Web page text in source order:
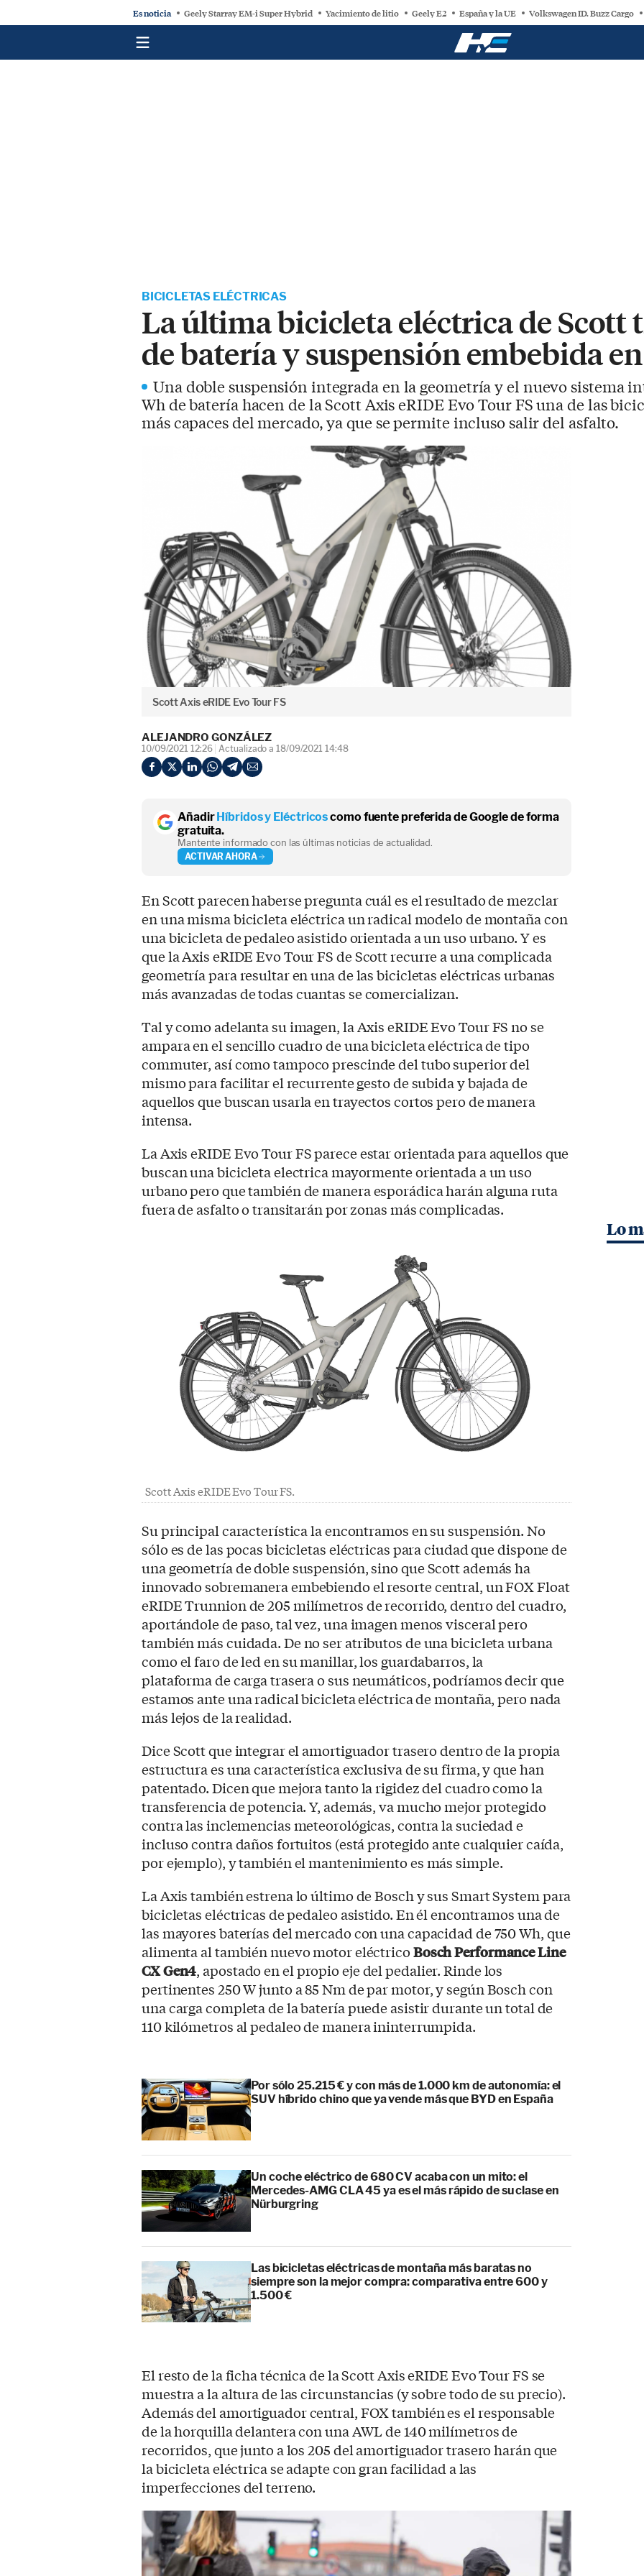
Es noticia Geely Starray EM-i Super Hybrid Yacimiento de litio Geely E2 España y la UE Volkswagen ID. Buzz Cargo
BICICLETAS ELÉCTRICAS
La última bicicleta eléctrica de Scott
de batería y suspensión embebida
Una doble suspensión integrada en la geometría y el nuevo sistema
Wh de batería hacen de la Scott Axis eRIDE Evo Tour FS una de las
más capaces del mercado, ya que se permite incluso salir del asfalto.
Scott Axis eRIDE Evo Tour FS
ALEJANDRO GONZÁLEZ
10/09/2021 12:26 Actualizado a 18/09/2021 14:48
AñadirHíbridos y Eléctricoscomo fuente preferida de Google de forma
gratuita.
Mantente informado con las últimas noticias de actualidad.
ACTIVAR AHORA
En Scott parecen haberse pregunta cuál es el resultado de mezclar
en una misma bicicleta eléctrica un radical modelo de montaña con
una bicicleta de pedaleo asistido orientada a un uso urbano. Y es
que la Axis eRIDE Evo Tour FS de Scott recurre a una complicada
geometría para resultar en una de las bicicletas eléctricas urbanas
más avanzadas de todas cuantas se comercializan.
Tal y como adelanta su imagen, la Axis eRIDE Evo Tour FS no se
ampara en el sencillo cuadro de una bicicleta eléctrica de tipo
commuter, así como tampoco prescinde del tubo superior del
mismo para facilitar el recurrente gesto de subida y bajada de
aquellos que buscan usarla en trayectos cortos pero de manera
intensa.
La Axis eRIDE Evo Tour FS parece estar orientada para aquellos que
buscan una bicicleta electrica mayormente orientada a un uso
urbano pero que también de manera esporádica harán alguna ruta
fuera de asfalto o transitarán por zonas más complicadas.
Scott Axis eRIDE Evo Tour FS.
Su principal característica la encontramos en su suspensión. No
sólo es de las pocas bicicletas eléctricas para ciudad que dispone de
una geometría de doble suspensión, sino que Scott además ha
innovado sobremanera embebiendo el resorte central, un FOX Float
eRIDE Trunnion de 205 milímetros de recorrido, dentro del cuadro,
aportándole de paso, tal vez, una imagen menos visceral pero
también más cuidada. De no ser atributos de una bicicleta urbana
como el faro de led en su manillar, los guardabarros, la
plataforma de carga trasera o sus neumáticos, podríamos decir que
estamos ante una radical bicicleta eléctrica de montaña, pero nada
más lejos de la realidad.
Dice Scott que integrar el amortiguador trasero dentro de la propia
estructura es una característica exclusiva de su firma, y que han
patentado. Dicen que mejora tanto la rigidez del cuadro como la
transferencia de potencia. Y, además, va mucho mejor protegido
contra las inclemencias meteorológicas, contra la suciedad e
incluso contra daños fortuitos (está protegido ante cualquier caída,
por ejemplo), y también el mantenimiento es más simple.
La Axis también estrena lo último de Bosch y sus Smart System para
bicicletas eléctricas de pedaleo asistido. En él encontramos una de
las mayores baterías del mercado con una capacidad de 750 Wh, que
alimenta al también nuevo motor eléctricoBoschPerformance Line
CX Gen4, apostado en el propio eje del pedalier. Rinde los
pertinentes 250 W junto a 85 Nm de par motor, y según Bosch con
una carga completa de la batería puede asistir durante un total de
110 kilómetros al pedaleo de manera ininterrumpida.
Por sólo 25.215 € y con más de 1.000 km de autonomía: el
SUV híbrido chino que ya vende más que BYD en España
Un coche eléctrico de 680 CV acaba con un mito: el
Mercedes-AMG CLA 45 ya es el más rápido de su clase en
Nürburgring
Las bicicletas eléctricas de montaña más baratas no
siempre son la mejor compra: comparativa entre 600 y
1.500 €
El resto de la ficha técnica de la Scott Axis eRIDE Evo Tour FS se
muestra a la altura de las circunstancias (y sobre todo de su precio).
Además del amortiguador central, FOX también es el responsable
de la horquilla delantera con una AWL de 140 milímetros de
recorridos, que junto a los 205 del amortiguador trasero harán que
la bicicleta eléctrica se adapte con gran facilidad a las
imperfecciones del terreno.
Lo